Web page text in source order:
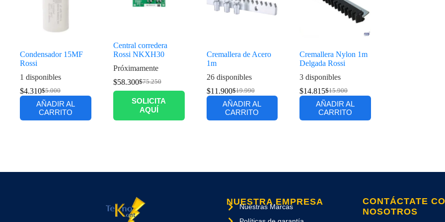
Condensador 15MF
Rossi
1 disponibles
$5.000
$4.310
AÑADIR AL
CARRITO
Central corredera
Rossi NKXH30
Próximamente
$75.250
$58.300
SOLICITA
AQUÍ
Cremallera de Acero
1m
26 disponibles
$19.990
$11.900
AÑADIR AL
CARRITO
Cremallera Nylon 1m
Delgada Rossi
3 disponibles
$15.900
$14.815
AÑADIR AL
CARRITO
NUESTRA EMPRESA
Nuestras Marcas
CONTÁCTATE
NOSOTROS